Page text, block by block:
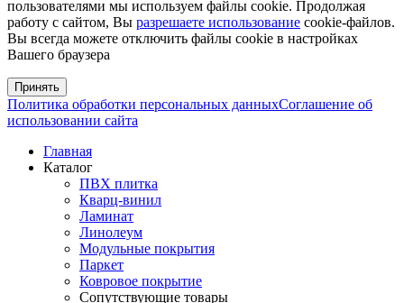
пользователями мы используем файлы cookie. Продолжая
работу с сайтом, Вы разрешаете использование cookie-файлов.
Вы всегда можете отключить файлы cookie в настройках
Вашего браузера
Принять
Политика обработки персональных данныхСоглашение об
использовании сайта
Главная
Каталог
ПВХ плитка
Кварц-винил
Ламинат
Линолеум
Модульные покрытия
Паркет
Ковровое покрытие
Сопутствующие товары